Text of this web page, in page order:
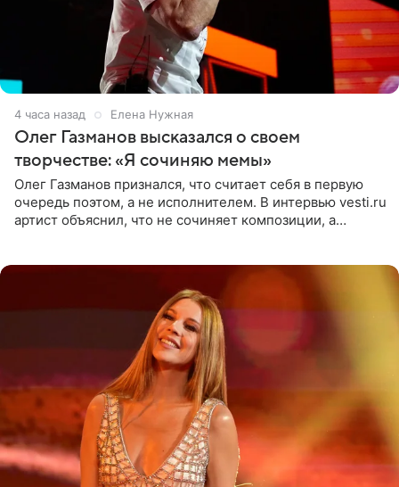
4 часа назад Елена Нужная
Олег Газманов высказался о своем
творчестве: «Я сочиняю мемы»
Олег Газманов признался, что считает себя в первую
очередь поэтом, а не исполнителем. В интервью vesti.ru
артист объяснил, что не сочиняет композиции, а